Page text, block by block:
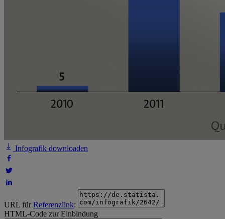
Infografik downloaden
URL fürReferenzlink:
HTML-Code zur Einbindung